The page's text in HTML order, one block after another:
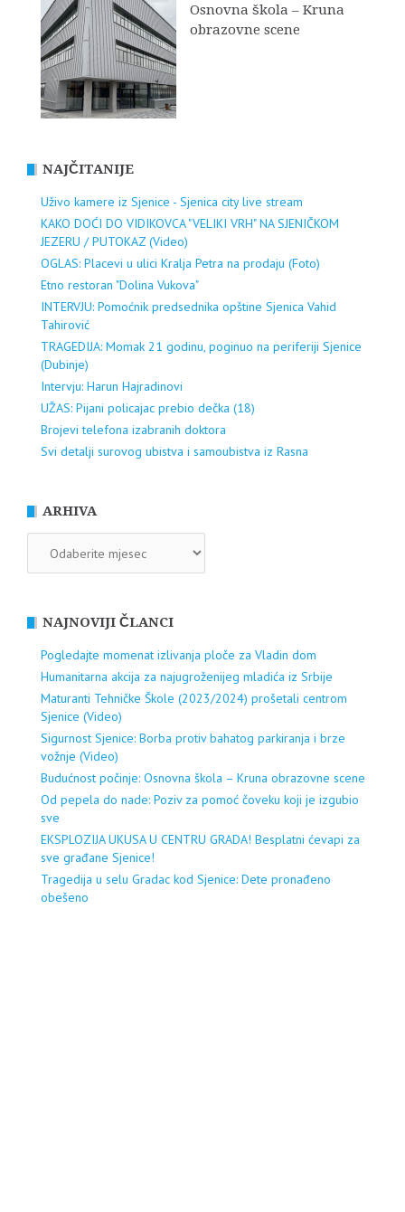
Osnovna škola – Kruna
obrazovne scene
NAJČITANIJE
Uživo kamere iz Sjenice - Sjenica city live stream
KAKO DOĆI DO VIDIKOVCA "VELIKI VRH" NA SJENIČKOM
JEZERU / PUTOKAZ (Video)
OGLAS: Placevi u ulici Kralja Petra na prodaju (Foto)
Etno restoran "Dolina Vukova"
INTERVJU: Pomoćnik predsednika opštine Sjenica Vahid
Tahirović
TRAGEDIJA: Momak 21 godinu, poginuo na periferiji Sjenice
(Dubinje)
Intervju: Harun Hajradinovi
UŽAS: Pijani policajac prebio dečka (18)
Brojevi telefona izabranih doktora
Svi detalji surovog ubistva i samoubistva iz Rasna
ARHIVA
NAJNOVIJI ČLANCI
Pogledajte momenat izlivanja ploče za Vladin dom
Humanitarna akcija za najugroženijeg mladića iz Srbije
Maturanti Tehničke Škole (2023/2024) prošetali centrom
Sjenice (Video)
Sigurnost Sjenice: Borba protiv bahatog parkiranja i brze
vožnje (Video)
Budućnost počinje: Osnovna škola – Kruna obrazovne scene
Od pepela do nade: Poziv za pomoć čoveku koji je izgubio
sve
EKSPLOZIJA UKUSA U CENTRU GRADA! Besplatni ćevapi za
sve građane Sjenice!
Tragedija u selu Gradac kod Sjenice: Dete pronađeno
obešeno